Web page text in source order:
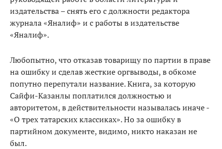
издательства – снять его с должности редактора
журнала «Яналиф» и с работы в издательстве
«Яналиф».
Любопытно, что отказав товарищу по партии в праве
на ошибку и сделав жесткие оргвыводы, в обкоме
попутно перепутали название. Книга, за которую
Сайфи-Казанлы поплатился должностью и
авторитетом, в действительности называлась иначе -
«О трех татарских классиках». Но за ошибку в
партийном документе, видимо, никто наказан не
был.